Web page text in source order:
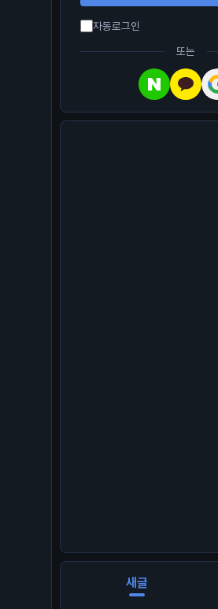
자동로그인
또는
새글